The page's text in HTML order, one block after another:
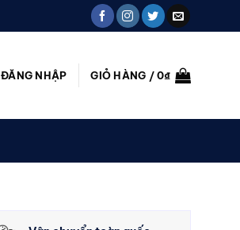
ĐĂNG NHẬP GIỎ HÀNG /0₫